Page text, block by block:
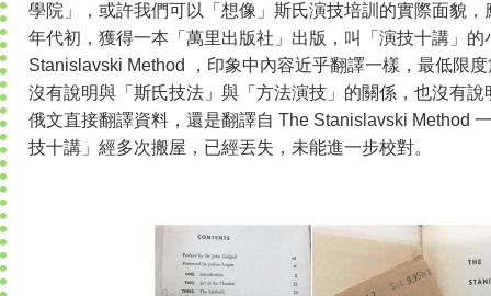
學院」，或許我們可以「想像」斯氏演技培訓的實際面貌
年代初，獲得一本「萬里出版社」出版，叫「演技十講」
Stanislavski Method ，印象中內容近乎翻譯一樣，最低限
沒有說明與「斯氏技法」與「方法演技」的關係，也沒有
俄文直接翻譯資料，還是翻譯自 The Stanislavski Method
技十講」經多次搬屋，已經丟失，未能進一步校對。